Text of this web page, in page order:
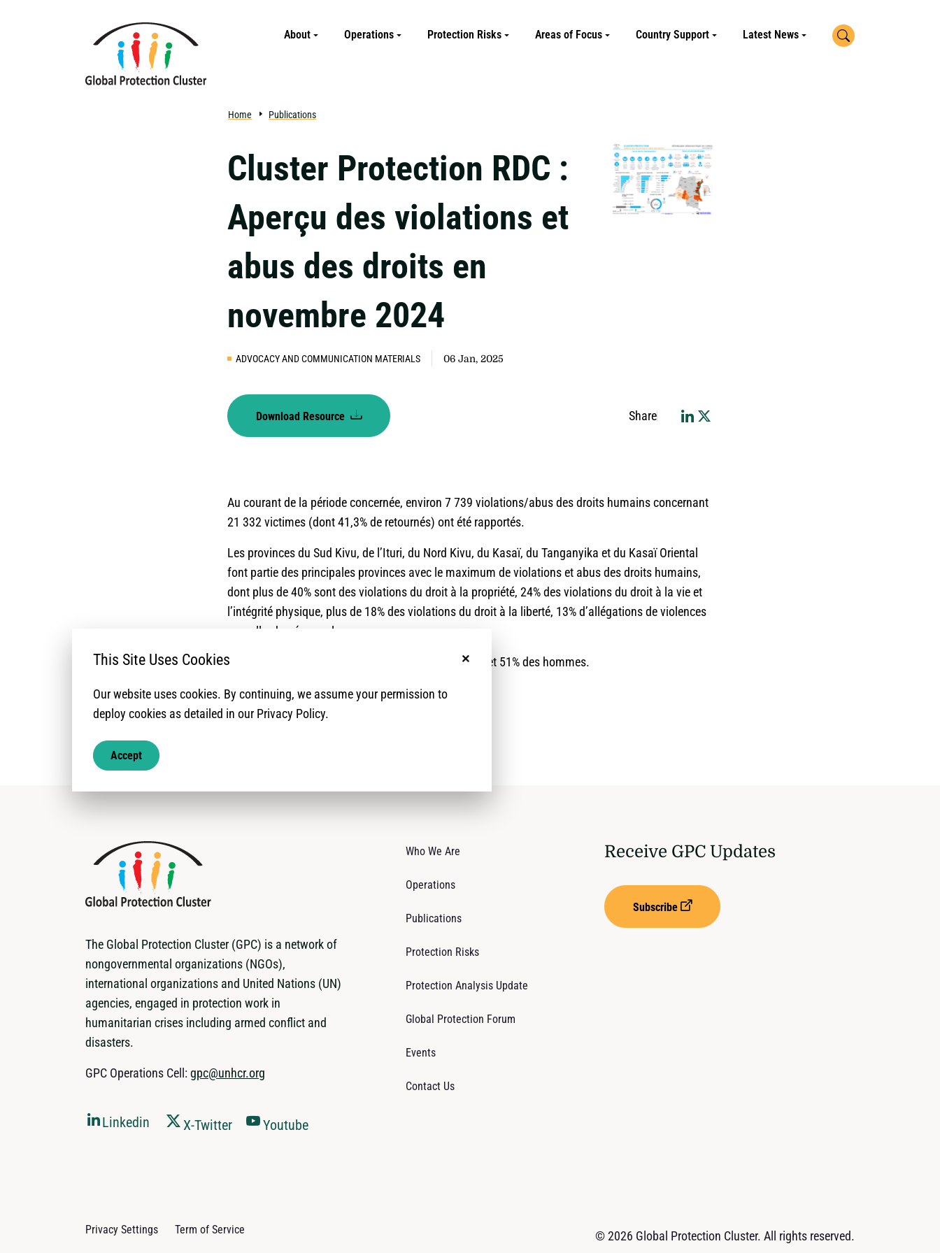
About Operations Protection Risks Areas of Focus Country Support Latest News Search
Home Publications
Cluster Protection RDC :
Aperçu des violations et
abus des droits en
novembre 2024
ADVOCACY AND COMMUNICATION MATERIALS 06 Jan, 2025
Download Resource Share
Au courant de la période concernée, environ 7 739 violations/abus des droits humains concernant
21 332 victimes (dont 41,3% de retournés) ont été rapportés.
Les provinces du Sud Kivu, de l’Ituri, du Nord Kivu, du Kasaï, du Tanganyika et du Kasaï Oriental
font partie des principales provinces avec le maximum de violations et abus des droits humains,
dont plus de 40% sont des violations du droit à la propriété, 24% des violations du droit à la vie et
l’intégrité physique, plus de 18% des violations du droit à la liberté, 13% d’allégations de violences
sexuelles basées sur le genre.
En outre, plus de 48% des victimes sont des femmes et 51% des hommes.
The Global Protection Cluster (GPC) is a network of
nongovernmental organizations (NGOs),
international organizations and United Nations (UN)
agencies, engaged in protection work in
humanitarian crises including armed conflict and
disasters.
GPC Operations Cell: gpc@unhcr.org
Linkedin X-Twitter Youtube
Who We Are
Operations
Publications
Protection Risks
Protection Analysis Update
Global Protection Forum
Events
Contact Us
Receive GPC Updates
Subscribe
Privacy Settings Term of Service © 2026 Global Protection Cluster. All rights reserved.
No, thanks
This Site Uses Cookies
Our website uses cookies. By continuing, we assume your permission to
deploy cookies as detailed in our Privacy Policy.
Accept